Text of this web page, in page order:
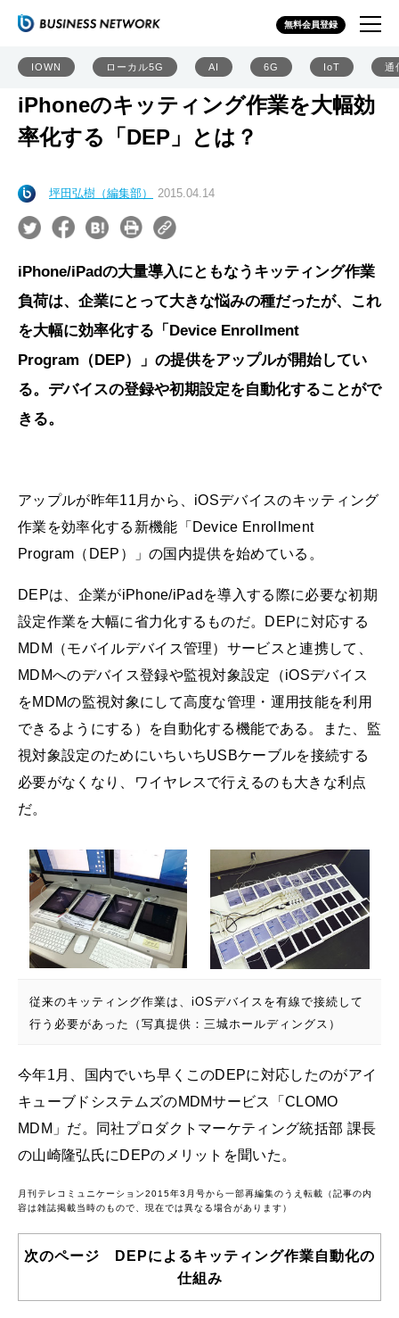
無料会員登録
IOWN ローカル5G AI 6G IoT 通
iPhoneのキッティング作業を大幅効
率化する「DEP」とは？
坪田弘樹（編集部） 2015.04.14
iPhone/iPadの大量導入にともなうキッティング作業
負荷は、企業にとって大きな悩みの種だったが、これ
を大幅に効率化する「Device Enrollment
Program（DEP）」の提供をアップルが開始してい
る。デバイスの登録や初期設定を自動化することがで
きる。
アップルが昨年11月から、iOSデバイスのキッティング
作業を効率化する新機能「Device Enrollment
Program（DEP）」の国内提供を始めている。
DEPは、企業がiPhone/iPadを導入する際に必要な初期
設定作業を大幅に省力化するものだ。DEPに対応する
MDM（モバイルデバイス管理）サービスと連携して、
MDMへのデバイス登録や監視対象設定（iOSデバイス
をMDMの監視対象にして高度な管理・運用技能を利用
できるようにする）を自動化する機能である。また、監
視対象設定のためにいちいちUSBケーブルを接続する
必要がなくなり、ワイヤレスで行えるのも大きな利点
だ。
従来のキッティング作業は、iOSデバイスを有線で接続して
行う必要があった（写真提供：三城ホールディングス）
今年1月、国内でいち早くこのDEPに対応したのがアイ
キューブドシステムズのMDMサービス「CLOMO
MDM」だ。同社プロダクトマーケティング統括部 課長
の山崎隆弘氏にDEPのメリットを聞いた。
月刊テレコミュニケーション2015年3月号から一部再編集のうえ転載（記事の内
容は雑誌掲載当時のもので、現在では異なる場合があります）
次のページ DEPによるキッティング作業自動化の
仕組み